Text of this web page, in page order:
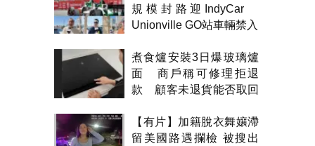
規模封路迎IndyCar
Unionville GO站車輛禁入
煮食爐安裝3日爆玻璃爐
面 商戶稱可修理拒退
款 顧客未退貨能否取回
【有片】加籍脫衣舞孃滯
留美國路遇攔檢 被搜出